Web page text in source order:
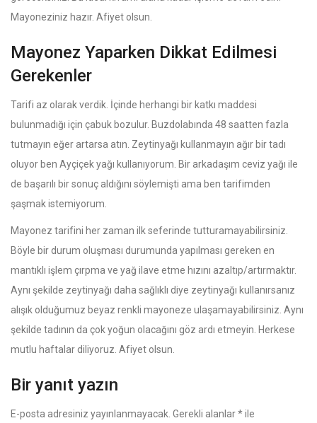
Mayoneziniz hazır. Afiyet olsun.
Mayonez Yaparken Dikkat Edilmesi
Gerekenler
Tarifi az olarak verdik. İçinde herhangi bir katkı maddesi
bulunmadığı için çabuk bozulur. Buzdolabında 48 saatten fazla
tutmayın eğer artarsa atın. Zeytinyağı kullanmayın ağır bir tadı
oluyor ben Ayçiçek yağı kullanıyorum. Bir arkadaşım ceviz yağı ile
de başarılı bir sonuç aldığını söylemişti ama ben tarifimden
şaşmak istemiyorum.
Mayonez tarifini her zaman ilk seferinde tutturamayabilirsiniz.
Böyle bir durum oluşması durumunda yapılması gereken en
mantıklı işlem çırpma ve yağ ilave etme hızını azaltıp/artırmaktır.
Aynı şekilde zeytinyağı daha sağlıklı diye zeytinyağı kullanırsanız
alışık olduğumuz beyaz renkli mayoneze ulaşamayabilirsiniz. Aynı
şekilde tadının da çok yoğun olacağını göz ardı etmeyin. Herkese
mutlu haftalar diliyoruz. Afiyet olsun.
Bir yanıt yazın
E-posta adresiniz yayınlanmayacak. Gerekli alanlar*ile